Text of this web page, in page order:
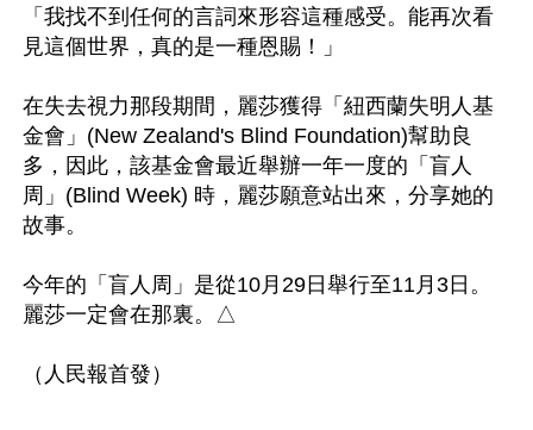
「我找不到任何的言詞來形容這種感受。能再次看
見這個世界，真的是一種恩賜！」
在失去視力那段期間，麗莎獲得「紐西蘭失明人基
金會」(New Zealand's Blind Foundation)幫助良
多，因此，該基金會最近舉辦一年一度的「盲人
周」(Blind Week) 時，麗莎願意站出來，分享她的
故事。
今年的「盲人周」是從10月29日舉行至11月3日。
麗莎一定會在那裏。△